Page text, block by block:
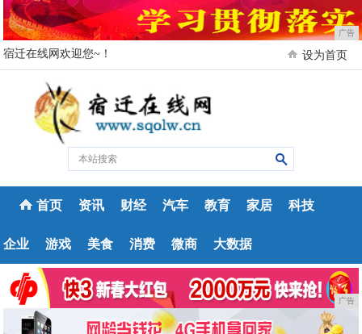
广告
宿迁在线网欢迎您~！ 设为首页
首页 资讯 财经 汽车 教育 家居 科技
企业 游戏 美食 消费 微商 大数据
广告